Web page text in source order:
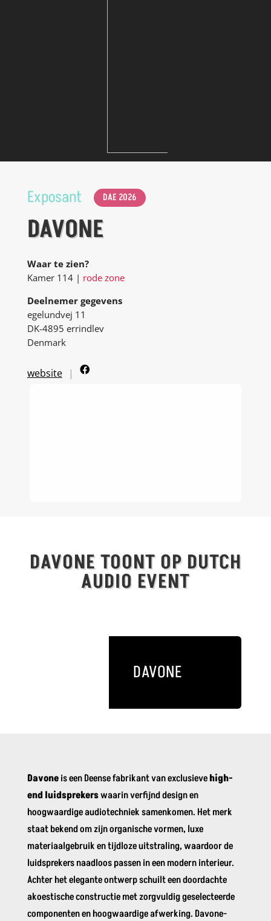
Exposant DAE 2026
DAVONE
Waar te zien?
Kamer 114 | rode zone
Deelnemer gegevens
egelundvej 11
DK-4895 errindlev
Denmark
website
DAVONE TOONT OP DUTCH
AUDIO EVENT
DAVONE
Davoneis een Deense fabrikant van exclusievehigh-
end luidsprekerswaarin verfijnd design en
hoogwaardige audiotechniek samenkomen. Het merk
staat bekend om zijn organische vormen, luxe
materiaalgebruik en tijdloze uitstraling, waardoor de
luidsprekers naadloos passen in een modern interieur.
Achter het elegante ontwerp schuilt een doordachte
akoestische constructie met zorgvuldig geselecteerde
componenten en hoogwaardige afwerking. Davone-